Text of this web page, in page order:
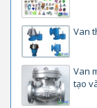
Van
Van
tạo